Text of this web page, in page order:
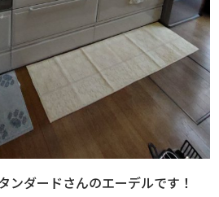
ンダードさんのエーデルです！